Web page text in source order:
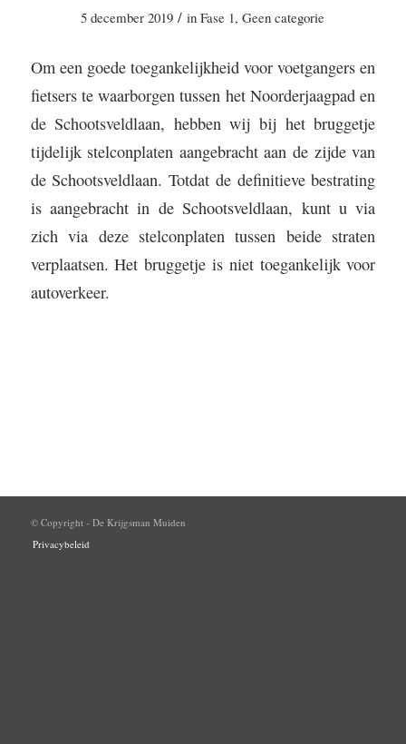
5 december 2019 / inFase 1,Geen categorie
Om een goede toegankelijkheid voor voetgangers en
fietsers te waarborgen tussen het Noorderjaagpad en
de Schootsveldlaan, hebben wij bij het bruggetje
tijdelijk stelconplaten aangebracht aan de zijde van
de Schootsveldlaan. Totdat de definitieve bestrating
is aangebracht in de Schootsveldlaan, kunt u via
zich via deze stelconplaten tussen beide straten
verplaatsen. Het bruggetje is niet toegankelijk voor
autoverkeer.
© Copyright - De Krijgsman Muiden
Privacybeleid